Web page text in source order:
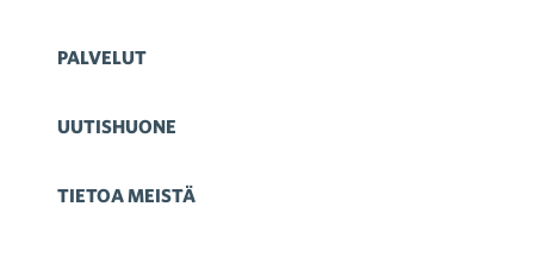
PALVELUT
UUTISHUONE
TIETOA MEISTÄ